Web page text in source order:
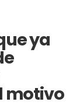
ya
motivo